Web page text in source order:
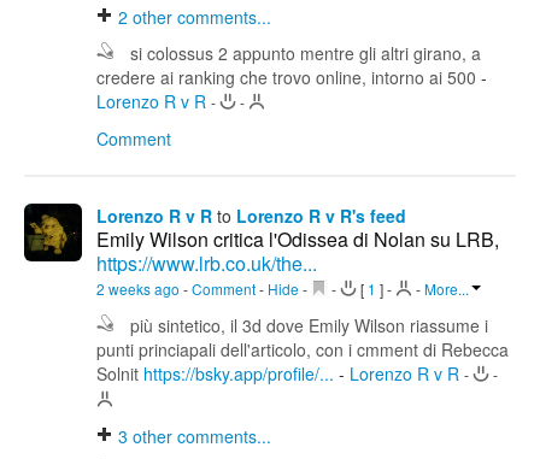
2 other comments...
si colossus 2 appunto mentre gli altri girano, a
credere ai ranking che trovo online, intorno ai 500 -
Lorenzo R v R - -
Comment
Lorenzo R v R to Lorenzo R v R's feed
Emily Wilson critica l'Odissea di Nolan su LRB,
https://www.lrb.co.uk/the...
2 weeks ago -Comment- Hide - - [ 1 ]- -More...
più sintetico, il 3d dove Emily Wilson riassume i
punti princiapali dell'articolo, con i cmment di Rebecca
Solnit https://bsky.app/profile/... - Lorenzo R v R - -
3 other comments...